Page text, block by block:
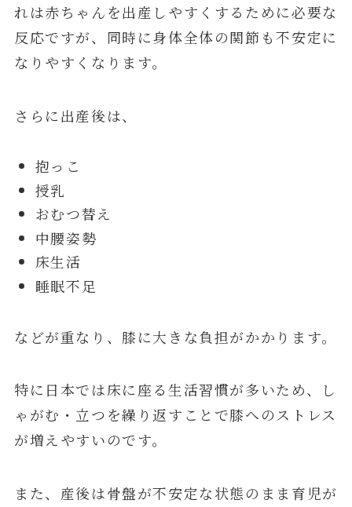
れは赤ちゃんを出産しやすくするために必要な
反応ですが、同時に身体全体の関節も不安定に
なりやすくなります。
さらに出産後は、
抱っこ
授乳
おむつ替え
中腰姿勢
床生活
睡眠不足
などが重なり、膝に大きな負担がかかります。
特に日本では床に座る生活習慣が多いため、し
ゃがむ・立つを繰り返すことで膝へのストレス
が増えやすいのです。
また、産後は骨盤が不安定な状態のまま育児が